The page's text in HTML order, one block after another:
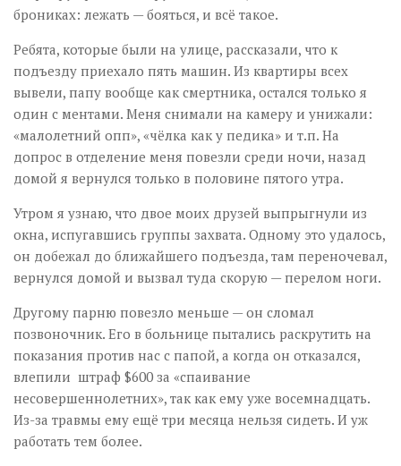
брониках: лежать — бояться, и всё такое.
Ребята, которые были на улице, рассказали, что к
подъезду приехало пять машин. Из квартиры всех
вывели, папу вообще как смертника, остался только я
один с ментами. Меня снимали на камеру и унижали:
«малолетний опп», «чёлка как у педика» и т.п. На
допрос в отделение меня повезли среди ночи, назад
домой я вернулся только в половине пятого утра.
Утром я узнаю, что двое моих друзей выпрыгнули из
окна, испугавшись группы захвата. Одному это удалось,
он добежал до ближайшего подъезда, там переночевал,
вернулся домой и вызвал туда скорую — перелом ноги.
Другому парню повезло меньше — он сломал
позвоночник. Его в больнице пытались раскрутить на
показания против нас с папой, а когда он отказался,
влепили штраф $600 за «спаивание
несовершеннолетних», так как ему уже восемнадцать.
Из-за травмы ему ещё три месяца нельзя сидеть. И уж
работать тем более.